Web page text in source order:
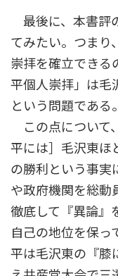
最後に、本書評
てみたい。つまり
崇拝を確立できる
平個人崇拝」は毛
という問題である。
この点について
平には］毛沢東ほ
の勝利という事実
や政府機関を総動
徹底して『異論』
自己の地位を保っ
平は毛沢東の『膝